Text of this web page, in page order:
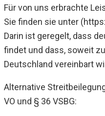
Für von uns erbrachte
Sie finden sie unter
Darin ist geregelt, dass
findet und dass, soweit
Deutschland vereinbart
Alternative
VO und § 36 VSBG: